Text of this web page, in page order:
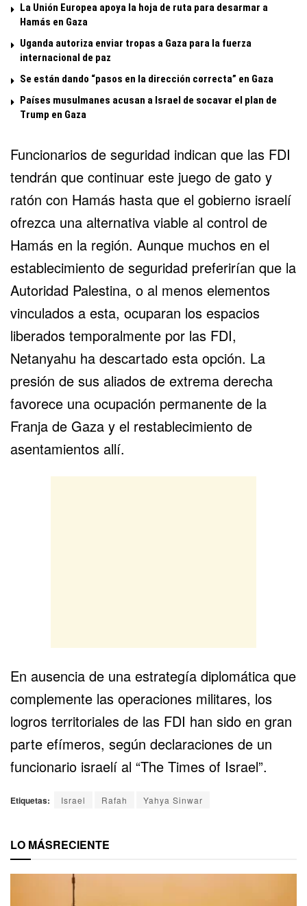
La Unión Europea apoya la hoja de ruta para desarmar a
Hamás en Gaza
Uganda autoriza enviar tropas a Gaza para la fuerza
internacional de paz
Se están dando “pasos en la dirección correcta” en Gaza
Países musulmanes acusan a Israel de socavar el plan de
Trump en Gaza
Funcionarios de seguridad indican que las FDI
tendrán que continuar este juego de gato y
ratón con Hamás hasta que el gobierno israelí
ofrezca una alternativa viable al control de
Hamás en la región. Aunque muchos en el
establecimiento de seguridad preferirían que la
Autoridad Palestina, o al menos elementos
vinculados a esta, ocuparan los espacios
liberados temporalmente por las FDI,
Netanyahu ha descartado esta opción. La
presión de sus aliados de extrema derecha
favorece una ocupación permanente de la
Franja de Gaza y el restablecimiento de
asentamientos allí.
En ausencia de una estrategía diplomática que
complemente las operaciones militares, los
logros territoriales de las FDI han sido en gran
parte efímeros, según declaraciones de un
funcionario israelí al “The Times of Israel”.
Etiquetas: Israel Rafah Yahya Sinwar
LO MÁSRECIENTE